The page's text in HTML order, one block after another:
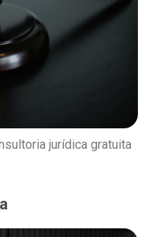
jurídica gratuita